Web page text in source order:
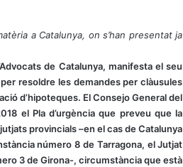
a Catalunya, on s’han presentat ja
de Catalunya, manifesta el seu
resoldre les demandes per clàusules
d’hipoteques. El Consejo General del
el Pla d’urgència que preveu que la
provincials –en el cas de Catalunya
número 8 de Tarragona, el Jutjat
3 de Girona-, circumstància que està